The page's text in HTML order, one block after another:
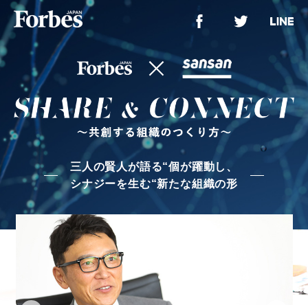
三人の賢人が語る“個が躍動し、
シナジーを生む“新たな組織の形